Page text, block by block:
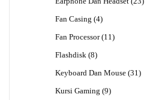
Fan Casing 44
Fan Processor 11 11
Flashdisk 88
Keyboard Dan Mouse 31 31
Kursi Gaming 99